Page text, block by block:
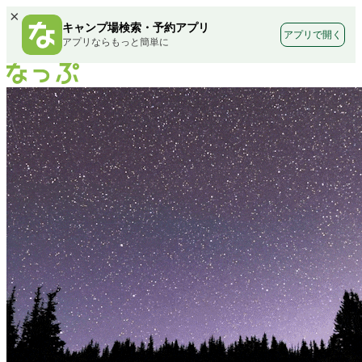
×
キャンプ場検索・予約アプリ
アプリならもっと簡単に
アプリで開く